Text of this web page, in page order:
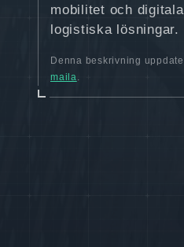
mobilitet och
logistiska lösningar.
Denna beskrivning
maila.